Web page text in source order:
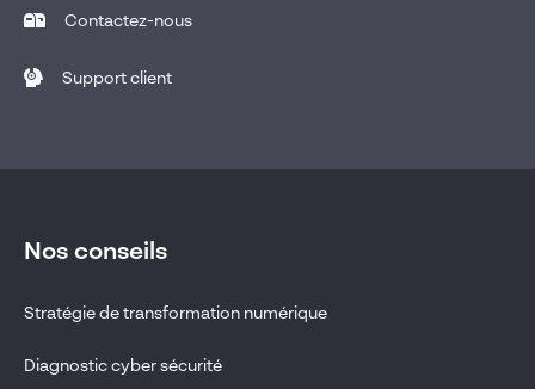
Contactez-nous
Support client
Nos conseils
Stratégie de transformation numérique
Diagnostic cyber sécurité